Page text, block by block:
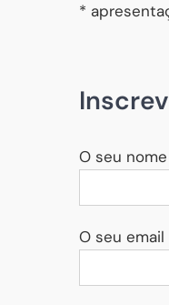
*
O seu nome
O seu email